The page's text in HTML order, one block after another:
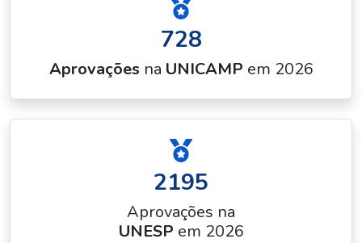
728
Aprovações na UNICAMP em 2026
2195
Aprovações na
UNESP em 2026